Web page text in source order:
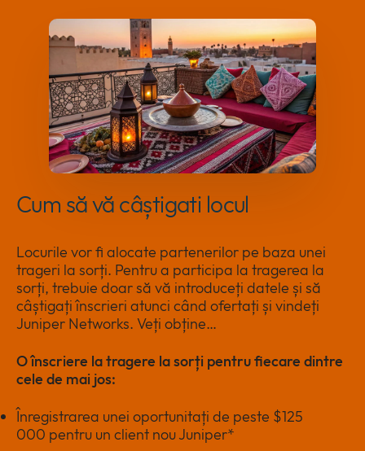
Cum să vă câștigati locul
Locurile vor fi alocate partenerilor pe baza unei
trageri la sorți. Pentru a participa la tragerea la
sorți, trebuie doar să vă introduceți datele și să
câștigați înscrieri atunci când ofertați și vindeți
Juniper Networks. Veți obține…
O înscriere la tragere la sorți pentru fiecare dintre
cele de mai jos:
Înregistrarea unei oportunitați de peste $125
000 pentru un client nou Juniper*